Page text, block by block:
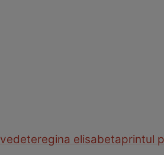
vedeteregina elisabetaprintul